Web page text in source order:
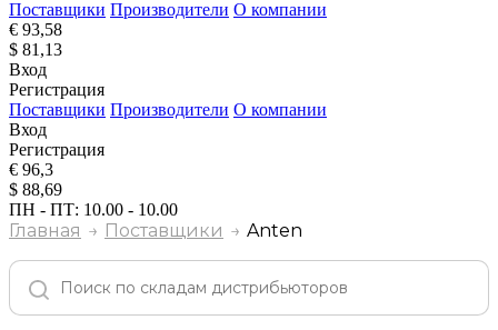
Поставщики Производители О компании
€ 93,58
$ 81,13
Вход
Регистрация
Поставщики Производители О компании
Вход
Регистрация
€ 96,3
$ 88,69
ПН - ПТ: 10.00 - 10.00
Главная Поставщики Anten